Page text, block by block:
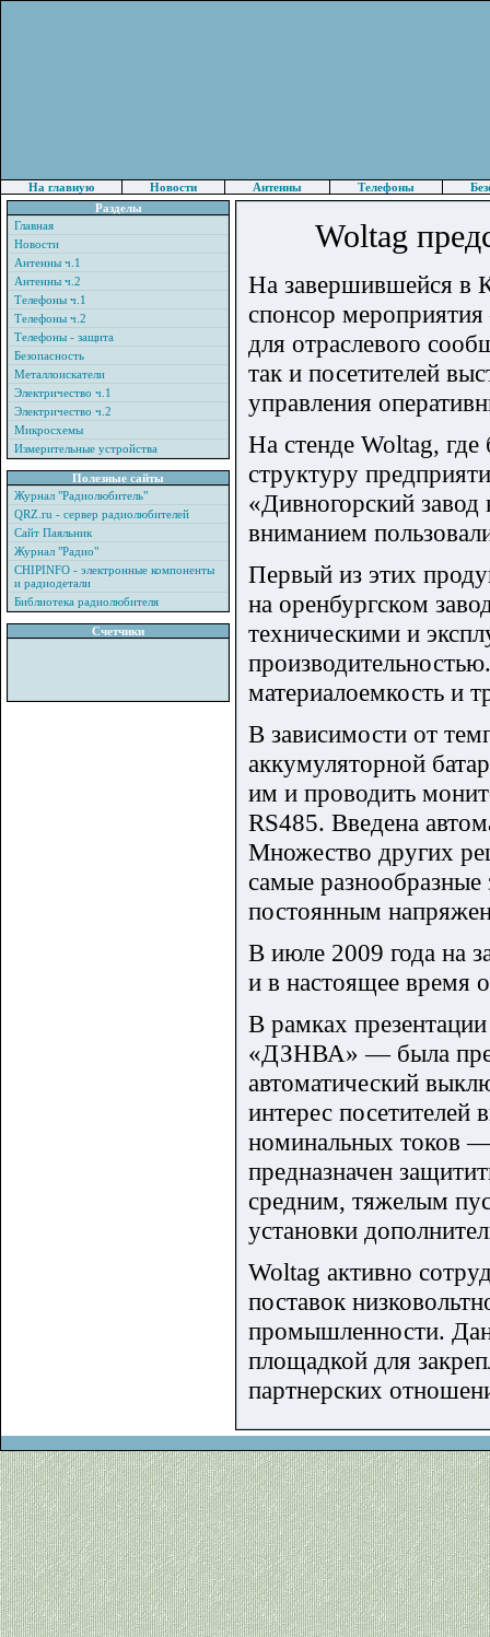
На главную Новости Антенны Телефоны
Разделы
Главная
Новости
Антенны ч.1
Антенны ч.2
Телефоны ч.1
Телефоны ч.2
Телефоны - защита
Безопасность
Металлоискатели
Электричество ч.1
Электричество ч.2
Микросхемы
Измерительные устройства
Полезные сайты
Журнал "Радиолюбитель"
QRZ.ru - сервер радиолюбителей
Сайт Паяльник
Журнал "Радио"
CHIPINFO - электронные компоненты
и радиодетали
Библиотека радиолюбителя
Счетчики
Woltag
На завершившейся в
спонсор
для отраслевого
так и посетителей
управления
На стенде Woltag,
структуру
«Дивногорский
вниманием
Первый из этих
на оренбургском
техническими и
материалоемкость и
В зависимости от
аккумуляторной
им и проводить
RS485. Введена
Множество других
самые разнообразные
постоянным
В июле 2009 года на
и в настоящее время
В рамках
«ДЗНВА» — была
автоматический
интерес посетителей
номинальных токов
предназначен
средним, тяжелым
установки
Woltag активно
поставок
промышленности.
площадкой для
партнерских